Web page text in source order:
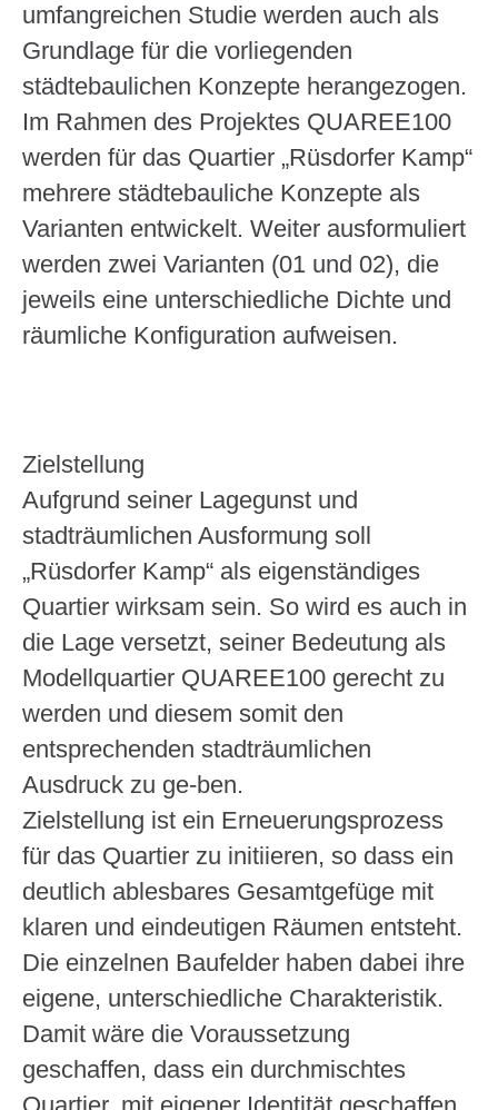
umfangreichen Studie werden auch als
Grundlage für die vorliegenden
städtebaulichen Konzepte herangezogen.
Im Rahmen des Projektes QUAREE100
werden für das Quartier „Rüsdorfer Kamp“
mehrere städtebauliche Konzepte als
Varianten entwickelt. Weiter ausformuliert
werden zwei Varianten (01 und 02), die
jeweils eine unterschiedliche Dichte und
räumliche Konfiguration aufweisen.
Zielstellung
Aufgrund seiner Lagegunst und
stadträumlichen Ausformung soll
„Rüsdorfer Kamp“ als eigenständiges
Quartier wirksam sein. So wird es auch in
die Lage versetzt, seiner Bedeutung als
Modellquartier QUAREE100 gerecht zu
werden und diesem somit den
entsprechenden stadträumlichen
Ausdruck zu ge-ben.
Zielstellung ist ein Erneuerungsprozess
für das Quartier zu initiieren, so dass ein
deutlich ablesbares Gesamtgefüge mit
klaren und eindeutigen Räumen entsteht.
Die einzelnen Baufelder haben dabei ihre
eigene, unterschiedliche Charakteristik.
Damit wäre die Voraussetzung
geschaffen, dass ein durchmischtes